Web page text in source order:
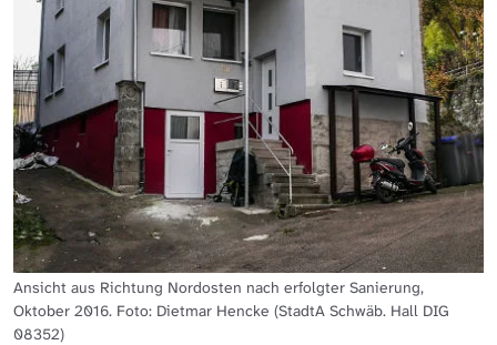
Ansicht aus Richtung Nordosten nach erfolgter Sanierung,
Oktober 2016. Foto: Dietmar Hencke (StadtA Schwäb. Hall DIG
08352)